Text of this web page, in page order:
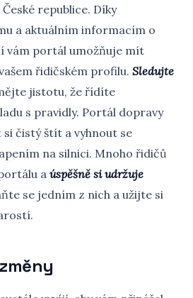
republice. Díky
a aktuálním informacím o
vám portál umožňuje mít
řidičském profilu. Sledujte
jistotu, že řídíte
s pravidly. Portál dopravy
čistý štít a vyhnout se
na silnici. Mnoho řidičů
a úspěšně si udržuje
se jedním z nich a užijte si